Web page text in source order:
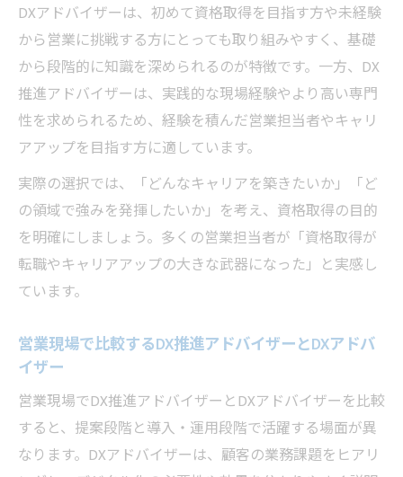
DXアドバイザーは、初めて資格取得を目指す方や未経験
から営業に挑戦する方にとっても取り組みやすく、基礎
から段階的に知識を深められるのが特徴です。一方、DX
推進アドバイザーは、実践的な現場経験やより高い専門
性を求められるため、経験を積んだ営業担当者やキャリ
アアップを目指す方に適しています。
実際の選択では、「どんなキャリアを築きたいか」「ど
の領域で強みを発揮したいか」を考え、資格取得の目的
を明確にしましょう。多くの営業担当者が「資格取得が
転職やキャリアアップの大きな武器になった」と実感し
ています。
営業現場で比較するDX推進アドバイザーとDXアドバ
イザー
営業現場でDX推進アドバイザーとDXアドバイザーを比較
すると、提案段階と導入・運用段階で活躍する場面が異
なります。DXアドバイザーは、顧客の業務課題をヒアリ